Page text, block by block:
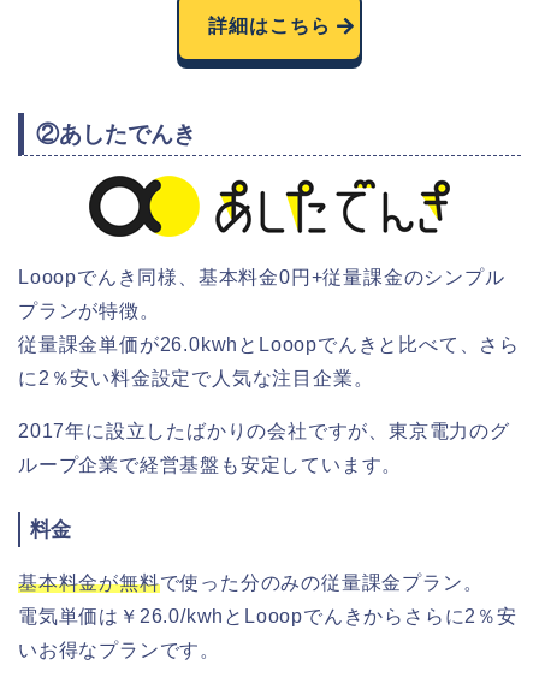
詳細はこちら
②あしたでんき
Looopでんき同様、基本料金0円+従量課金のシンプル
プランが特徴。
従量課金単価が26.0kwhとLooopでんきと比べて、さら
に2％安い料金設定で人気な注目企業。
2017年に設立したばかりの会社ですが、東京電力のグ
ループ企業で経営基盤も安定しています。
料金
基本料金が無料で使った分のみの従量課金プラン。
電気単価は￥26.0/kwhとLooopでんきからさらに2％安
いお得なプランです。